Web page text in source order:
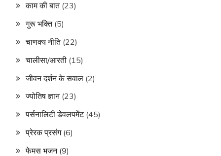
काम की बात(23)
गुरू भक्ति(5)
चाणक्य नीति(22)
चालीसा/आरती (15)
जीवन दर्शन के सवाल (2)
ज्योतिष ज्ञान(23)
पर्सनालिटी डेवलपमेंट(45)
प्रेरक प्रसंग(6)
फेमस भजन(9)